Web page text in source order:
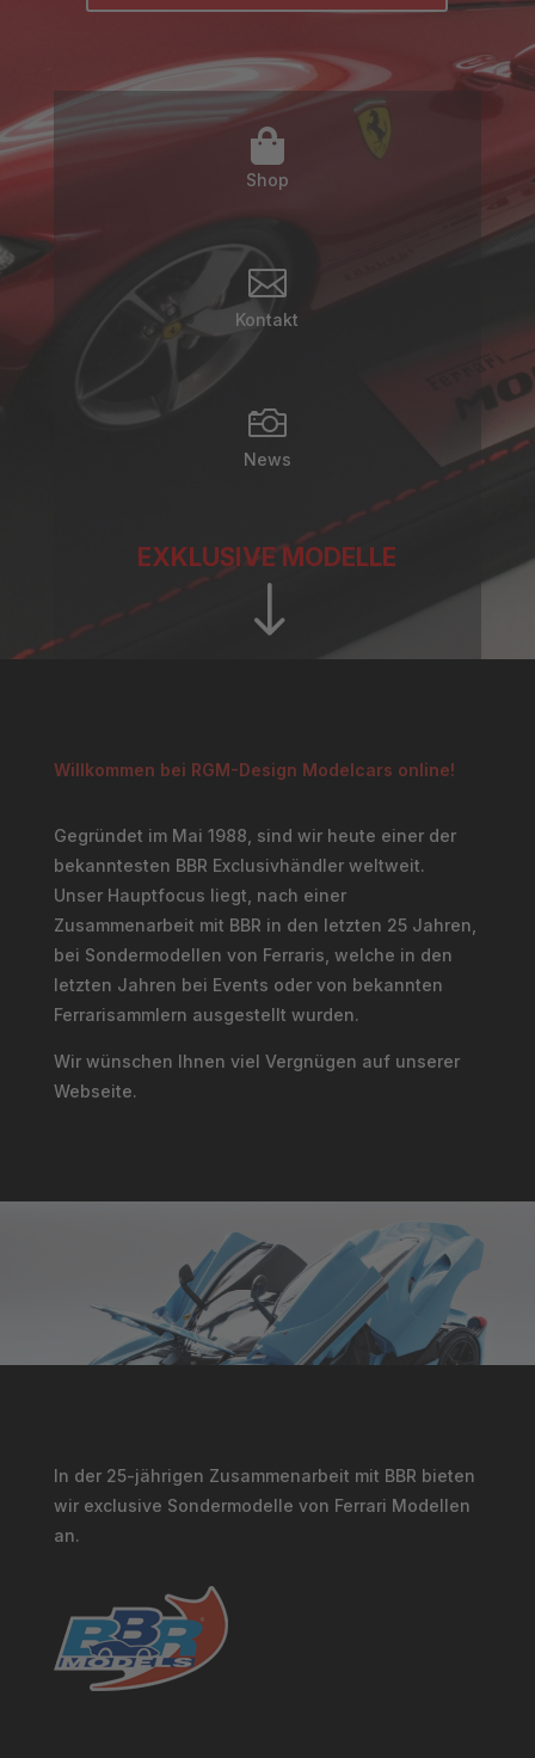

Shop

Kontakt

News
EXKLUSIVE MODELLE
"
Willkommen bei RGM-Design Modelcars online!
Gegründet im Mai 1988, sind wir heute einer der
bekanntesten BBR Exclusivhändler weltweit.
Unser Hauptfocus liegt, nach einer
Zusammenarbeit mit BBR in den letzten 25 Jahren,
bei Sondermodellen von Ferraris, welche in den
letzten Jahren bei Events oder von bekannten
Ferrarisammlern ausgestellt wurden.
Wir wünschen Ihnen viel Vergnügen auf unserer
Webseite.
In der 25-jährigen Zusammenarbeit mit BBR bieten
wir exclusive Sondermodelle von Ferrari Modellen
an.